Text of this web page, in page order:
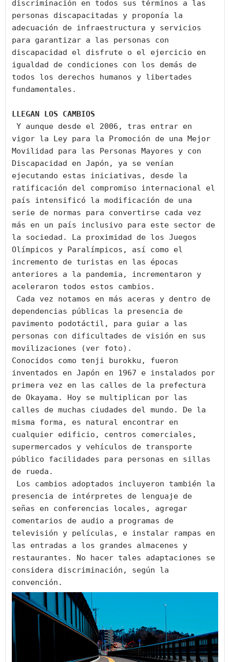
discriminación en todos sus términos a las
personas discapacitadas y proponía la
adecuación de infraestructura y servicios
para garantizar a las personas con
discapacidad el disfrute o el ejercicio en
igualdad de condiciones con los demás de
todos los derechos humanos y libertades
fundamentales.
LLEGAN LOS CAMBIOS
vigor la Ley para la Promoción de una Mejor
Movilidad para las Personas Mayores y con
Discapacidad en Japón, ya se venían
ejecutando estas iniciativas, desde la
ratificación del compromiso internacional el
país intensificó la modificación de una
serie de normas para convertirse cada vez
más en un país inclusivo para este sector de
la sociedad. La proximidad de los Juegos
Olímpicos y Paralímpicos, así como el
incremento de turistas en las épocas
anteriores a la pandemia, incrementaron y
aceleraron todos estos cambios.
dependencias públicas la presencia de
pavimento podotáctil, para guiar a las
personas con dificultades de visión en sus
movilizaciones (ver foto).
Conocidos como tenji burokku, fueron
inventados en Japón en 1967 e instalados por
primera vez en las calles de la prefectura
de Okayama. Hoy se multiplican por las
calles de muchas ciudades del mundo. De la
misma forma, es natural encontrar en
cualquier edificio, centros comerciales,
supermercados y vehículos de transporte
público facilidades para personas en sillas
de rueda.
presencia de intérpretes de lenguaje de
señas en conferencias locales, agregar
comentarios de audio a programas de
televisión y películas, e instalar rampas en
las entradas a los grandes almacenes y
restaurantes. No hacer tales adaptaciones se
considera discriminación, según la